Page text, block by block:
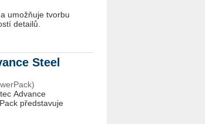
umožňuje tvorbu
detailů.
Steel
Advance
představuje